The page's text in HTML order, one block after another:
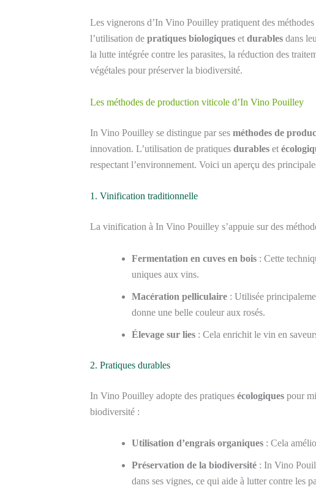
Les vignerons d’In Vino Pouilley pratiquent des
l’utilisation de pratiques biologiques et durables dans
la lutte intégrée contre les parasites, la réduction des
végétales pour préserver la biodiversité.
Les méthodes de production viticole d’In Vino Pouilley
In Vino Pouilley se distingue par ses méthodes de
innovation. L’utilisation de pratiques durables et
respectant l’environnement. Voici un aperçu des
1. Vinification traditionnelle
La vinification à In Vino Pouilley s’appuie sur des
Fermentation en cuves en bois : Cette
uniques aux vins.
Macération pelliculaire : Utilisée
donne une belle couleur aux rosés.
Élevage sur lies : Cela enrichit le vin en
2. Pratiques durables
In Vino Pouilley adopte des pratiques écologiques pour
biodiversité :
Utilisation d’engrais organiques : Cela
Préservation de la biodiversité : In Vino
dans ses vignes, ce qui aide à lutter contre les